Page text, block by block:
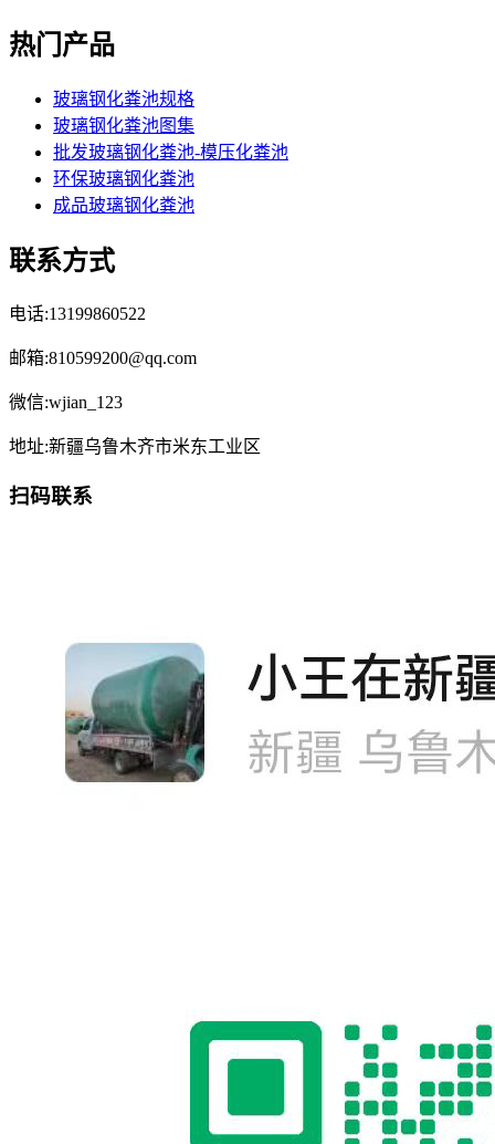
热门产品
玻璃钢化粪池规格
玻璃钢化粪池图集
批发玻璃钢化粪池-模压化粪池
环保玻璃钢化粪池
成品玻璃钢化粪池
联系方式
电话:13199860522
邮箱:810599200@qq.com
微信:wjian_123
地址:新疆乌鲁木齐市米东工业区
扫码联系